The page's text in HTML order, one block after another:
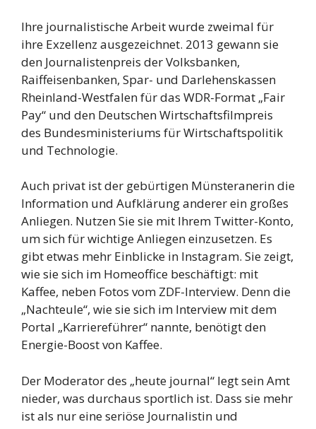
Ihre journalistische Arbeit wurde zweimal für
ihre Exzellenz ausgezeichnet. 2013 gewann sie
den Journalistenpreis der Volksbanken,
Raiffeisenbanken, Spar- und Darlehenskassen
Rheinland-Westfalen für das WDR-Format „Fair
Pay“ und den Deutschen Wirtschaftsfilmpreis
des Bundesministeriums für Wirtschaftspolitik
und Technologie.
Auch privat ist der gebürtigen Münsteranerin die
Information und Aufklärung anderer ein großes
Anliegen. Nutzen Sie sie mit Ihrem Twitter-Konto,
um sich für wichtige Anliegen einzusetzen. Es
gibt etwas mehr Einblicke in Instagram. Sie zeigt,
wie sie sich im Homeoffice beschäftigt: mit
Kaffee, neben Fotos vom ZDF-Interview. Denn die
„Nachteule“, wie sie sich im Interview mit dem
Portal „Karriereführer“ nannte, benötigt den
Energie-Boost von Kaffee.
Der Moderator des „heute journal“ legt sein Amt
nieder, was durchaus sportlich ist. Dass sie mehr
ist als nur eine seriöse Journalistin und